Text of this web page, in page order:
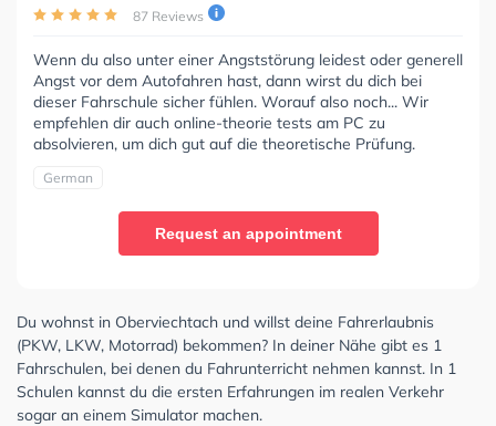
87 Reviews
Wenn du also unter einer Angststörung leidest oder generell
Angst vor dem Autofahren hast, dann wirst du dich bei
dieser Fahrschule sicher fühlen. Worauf also noch... Wir
empfehlen dir auch online-theorie tests am PC zu
absolvieren, um dich gut auf die theoretische Prüfung.
German
Request an appointment
Du wohnst in Oberviechtach und willst deine Fahrerlaubnis
(PKW, LKW, Motorrad) bekommen? In deiner Nähe gibt es 1
Fahrschulen, bei denen du Fahrunterricht nehmen kannst. In 1
Schulen kannst du die ersten Erfahrungen im realen Verkehr
sogar an einem Simulator machen.